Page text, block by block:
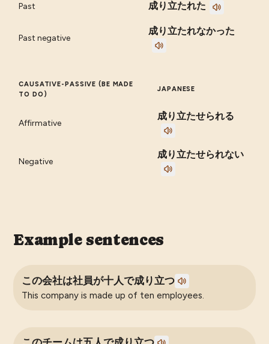
Past 成り立たれた
Past negative
成り立たれなかった
CAUSATIVE-PASSIVE (BE MADE
TO DO)
JAPANESE
Affirmative
成り立たせられる
Negative
成り立たせられない
Example sentences
この会社は社員が十人で成り立つ
This company is made up of ten employees.